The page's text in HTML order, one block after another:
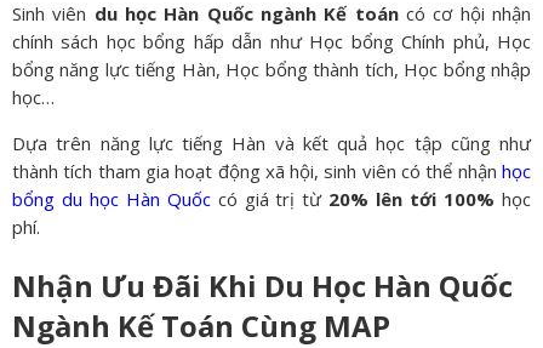
Sinh viên du học Hàn Quốc ngành Kế toáncó cơ hội nhận
chính sách học bổng hấp dẫn như Học bổng Chính phủ, Học
bổng năng lực tiếng Hàn, Học bổng thành tích, Học bổng nhập
học…
Dựa trên năng lực tiếng Hàn và kết quả học tập cũng như
thành tích tham gia hoạt động xã hội, sinh viên có thể nhận học
bổng du học Hàn Quốccó giá trị từ 20% lên tới 100% học
phí.
Nhận Ưu Đãi Khi Du Học Hàn Quốc
Ngành Kế Toán Cùng MAP